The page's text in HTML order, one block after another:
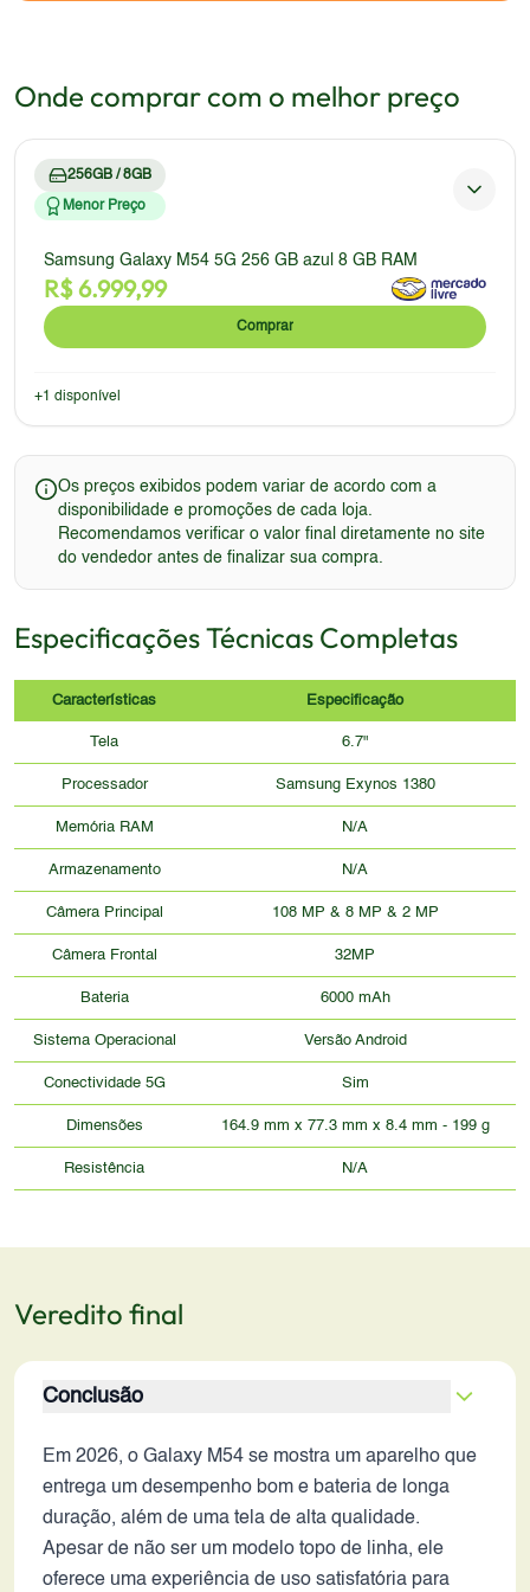
Onde comprar com o melhor preço
256GB / 8GB
Menor Preço
Samsung Galaxy M54 5G 256 GB azul 8 GB RAM
R$6.999,99
Comprar
+1 disponível
Os preços exibidos podem variar de acordo com a
disponibilidade e promoções de cada loja.
Recomendamos verificar o valor final diretamente no site
do vendedor antes de finalizar sua compra.
Especificações Técnicas Completas
Características Especificação
Tela 6.7"
Processador Samsung Exynos 1380
Memória RAM N/A
Armazenamento N/A
Câmera Principal 108 MP & 8 MP & 2 MP
Câmera Frontal 32MP
Bateria 6000 mAh
Sistema Operacional Versão Android
Conectividade 5G Sim
Dimensões 164.9 mm x 77.3 mm x 8.4 mm - 199 g
Resistência N/A
Veredito final
Conclusão
Em 2026, o Galaxy M54 se mostra um aparelho que
entrega um desempenho bom e bateria de longa
duração, além de uma tela de alta qualidade.
Apesar de não ser um modelo topo de linha, ele
oferece uma experiência de uso satisfatória para